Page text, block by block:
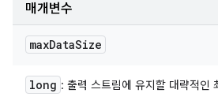
매개변수
maxDataSize
long : 출력 스트림에 유지할 대략적인